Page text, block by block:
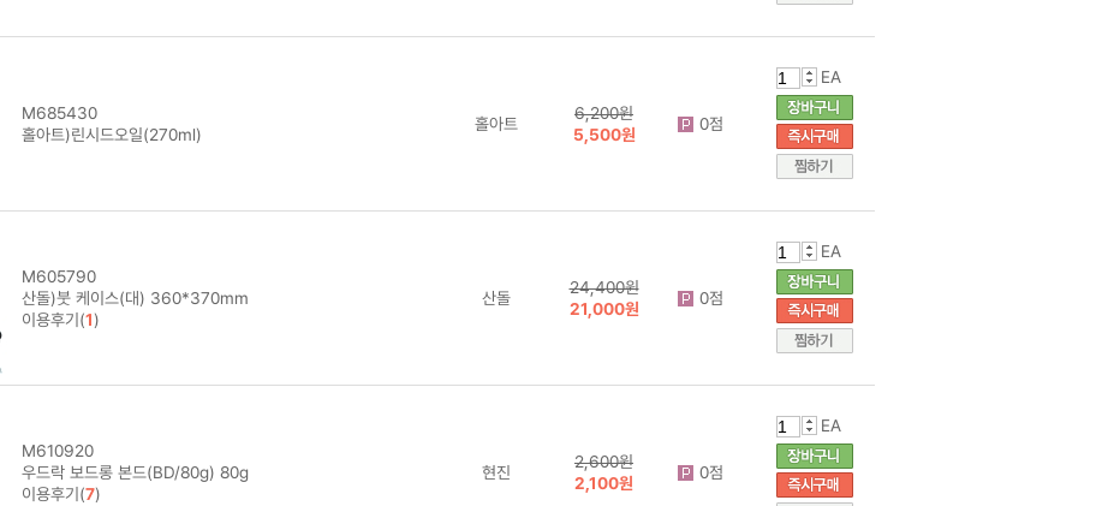
M685430
홀아트)린시드오일(270ml)
홀아트
6,200원
5,500원
0점
EA
M605790
산돌)붓 케이스(대) 360*370mm
이용후기(1)
산돌
24,400원
21,000원
0점
EA
M610920
우드락 보드롱 본드(BD/80g) 80g
이용후기(7)
현진
2,600원
2,100원
0점
EA